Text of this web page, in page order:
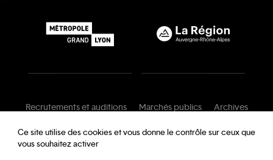
Recrutements et auditions Marchés publics
Archives
Mentions légales
Conditions générales
Charte de modération
Ce site utilise des cookies et vous donne le contrôle sur ceux que
vous souhaitez activer